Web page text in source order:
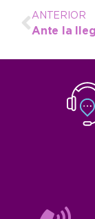
ANTERIOR